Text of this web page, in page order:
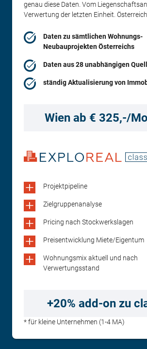
genau diese Daten. Vom
Verwertung der letzten Einheit.
Daten zu sämtlichen Wohnungs-
Neubauprojekten Österreichs
Daten aus 28 unabhängigen
ständig Aktualisierung von
Wien ab € 325,-/
Projektpipeline
Zielgruppenanalyse
Pricing nach Stockwerkslagen
Preisentwicklung Miete/Eigentum
Wohnungsmix aktuell und nach
Verwertungsstand
+20% add-on zu
* für kleine Unternehmen (1-4 MA)